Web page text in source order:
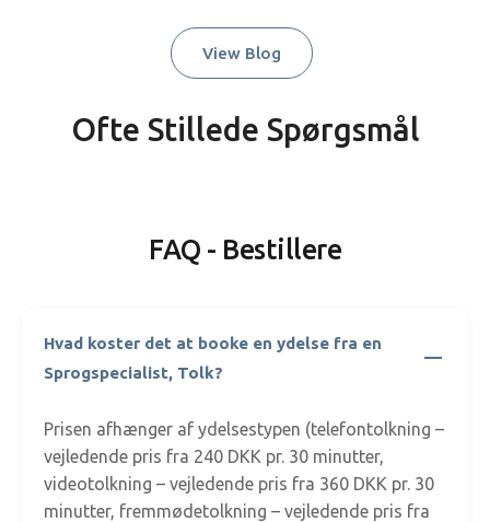
View Blog
Ofte Stillede Spørgsmål
FAQ - Bestillere
Hvad koster det at booke en ydelse fra en
Sprogspecialist, Tolk?
Prisen afhænger af ydelsestypen (telefontolkning –
vejledende pris fra 240 DKK pr. 30 minutter,
videotolkning – vejledende pris fra 360 DKK pr. 30
minutter, fremmødetolkning – vejledende pris fra